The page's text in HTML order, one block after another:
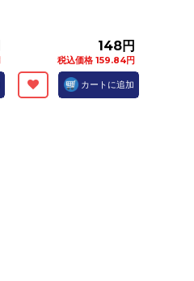
148円
税込価格 159.84円
カートに追加